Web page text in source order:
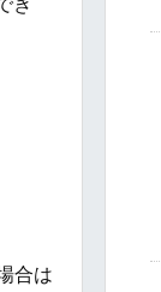
合は